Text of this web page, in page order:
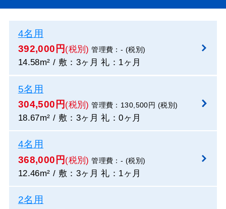
4名用
392,000円 (税別) 管理費：- (税別)
14.58m² / 敷：3ヶ月 礼：1ヶ月
5名用
304,500円 (税別) 管理費：130,500円 (税別)
18.67m² / 敷：3ヶ月 礼：0ヶ月
4名用
368,000円 (税別) 管理費：- (税別)
12.46m² / 敷：3ヶ月 礼：1ヶ月
2名用